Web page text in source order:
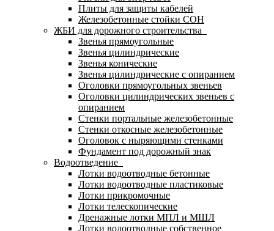
Плиты для защиты кабелей
Железобетонные стойки СОН
ЖБИ для дорожного строительства
Звенья прямоугольные
Звенья цилиндрические
Звенья конические
Звенья цилиндрические с опиранием
Оголовки прямоугольных звеньев
Оголовки цилиндрических звеньев с
опиранием
Стенки портальные железобетонные
Стенки откосные железобетонные
Оголовок с ныряющими стенками
Фундамент под дорожный знак
Водоотведение
Лотки водоотводные бетонные
Лотки водоотводные пластиковые
Лотки прикромочные
Лотки телескопические
Дренажные лотки МПЛ и МШЛ
Лотки водоотводные собственное